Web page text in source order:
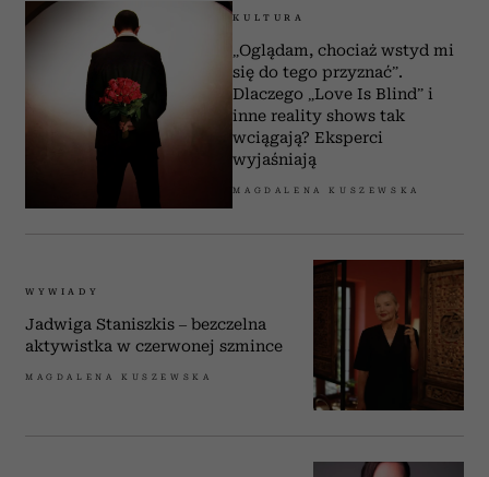
KULTURA
„Oglądam, chociaż wstyd mi
się do tego przyznać”.
Dlaczego „Love Is Blind” i
inne reality shows tak
wciągają? Eksperci
wyjaśniają
MAGDALENA KUSZEWSKA
WYWIADY
Jadwiga Staniszkis – bezczelna
aktywistka w czerwonej szmince
MAGDALENA KUSZEWSKA